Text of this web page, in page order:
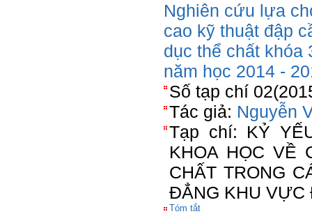
Nghiên cứu lựa
cao kỹ thuật đập
dục thể chất
năm học 2014 -
Số tạp chí
Tác giả: Nguyễn
Tạp chí: KỶ
KHOA HỌC VỀ
CHẤT TRONG
ĐẲNG KHU VỰC
Tóm tắt